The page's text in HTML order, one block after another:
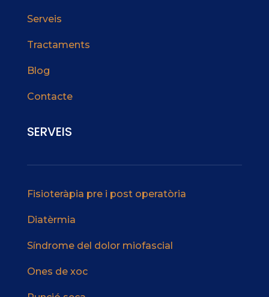
Serveis
Tractaments
Blog
Contacte
SERVEIS
Fisioteràpia pre i post operatòria
Diatèrmia
Síndrome del dolor miofascial
Ones de xoc